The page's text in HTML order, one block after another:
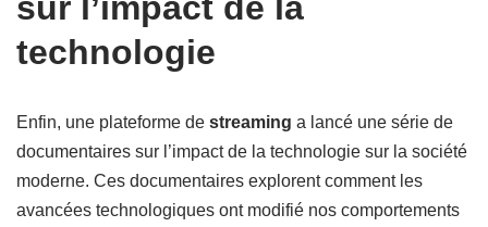
technologie
Enfin, une plateforme de streaming a lancé une série de
documentaires sur l’impact de la technologie sur la société
moderne. Ces documentaires explorent comment les
avancées technologiques ont modifié nos comportements